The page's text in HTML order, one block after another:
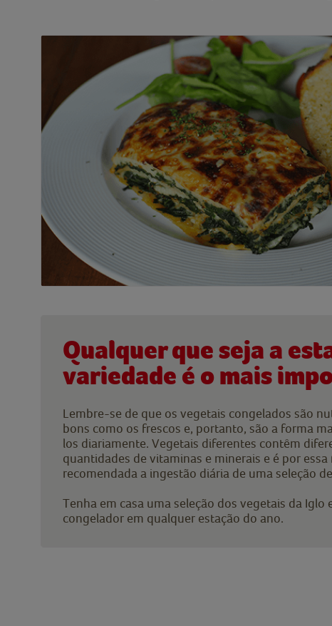
Qualquer que seja a
variedade é o mais
Lembre-se de que os vegetais congelados são
bons como os frescos e, portanto, são a forma
los diariamente. Vegetais diferentes contêm
quantidades de vitaminas e minerais e é por essa
recomendada a ingestão diária de uma seleção
Tenha em casa uma seleção dos vegetais da Iglo
congelador em qualquer estação do ano.